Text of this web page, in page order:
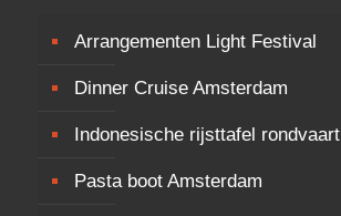
Arrangementen Light Festival
Dinner Cruise Amsterdam
Indonesische rijsttafel rondvaart
Pasta boot Amsterdam